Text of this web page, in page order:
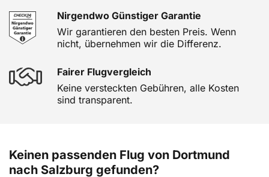
Nirgendwo Günstiger Garantie
Wir garantieren den besten Preis. Wenn
nicht, übernehmen wir die Differenz.
Fairer Flugvergleich
Keine versteckten Gebühren, alle Kosten
sind transparent.
Keinen passenden Flug von Dortmund
nach Salzburg gefunden?